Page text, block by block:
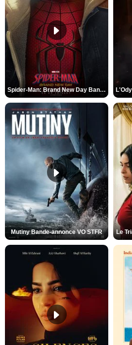
Spider-Man: Brand New Day Bande-annonce VO STFR
Mutiny Bande-annonce VO STFR Le